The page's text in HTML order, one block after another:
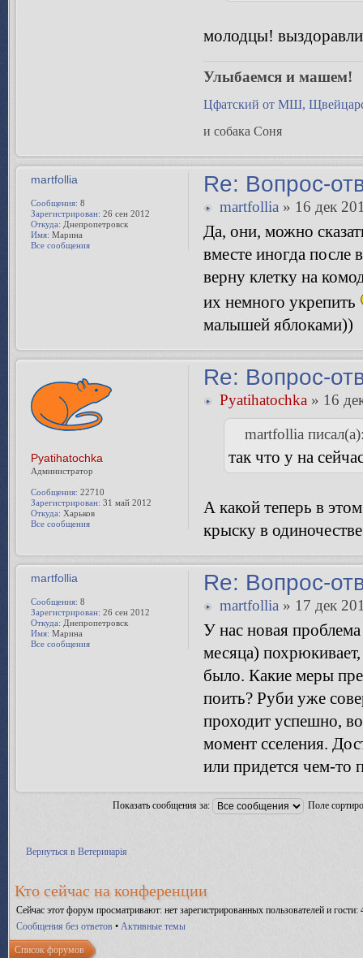
молодцы!
Улыбаемся и машем!
Цфатский от МШ,
и собака Соня
Re: Вопрос-
martfollia» 16 дек
Да, они, можно
вместе иногда после
верну клетку на
их немного укрепить
малышей яблоками))
martfollia
Сообщения: 8
Зарегистрирован: 26 сен 2012
Откуда: Днепропетровск
Имя: Марина
Все сообщения
Re: Вопрос-
Pyatihatochka» 16
martfollia
так что у на
А какой теперь в
крыску в
Pyatihatochka
Администратор
Сообщения: 22710
Зарегистрирован: 31 май 2012
Откуда: Харьков
Все сообщения
Re: Вопрос-
martfollia» 17 дек
У нас новая
месяца)
было. Какие меры
поить? Руби уже
проходит успешно,
момент сселения.
или придется чем-то
martfollia
Сообщения: 8
Зарегистрирован: 26 сен 2012
Откуда: Днепропетровск
Имя: Марина
Все сообщения
Показать сообщения за: Поле
Вернуться в Ветеринарія
Кто сейчас на конференции
Сейчас этот форум просматривают: нет зарегистрированных пользователей и гости:
Сообщения без ответов • Активные темы
Список форумов